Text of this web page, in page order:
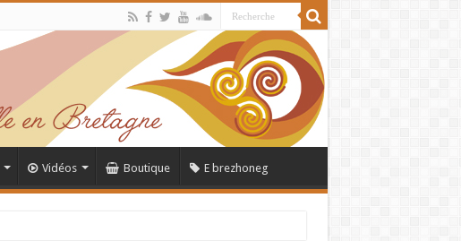
Vidéos Boutique E brezhoneg